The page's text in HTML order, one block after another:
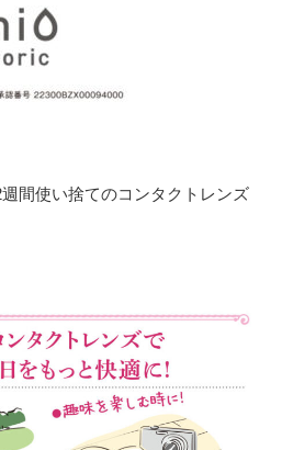
間使い捨てのコンタクトレンズ